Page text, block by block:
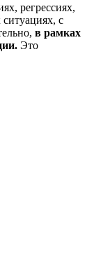
регрессиях,
с
в рамках
Это